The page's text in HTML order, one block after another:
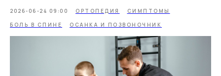
2026-06-24 09:00 ОРТОПЕДИЯ
СИМПТОМЫ
БОЛЬ В СПИНЕ
ОСАНКА И ПОЗВОНОЧНИК